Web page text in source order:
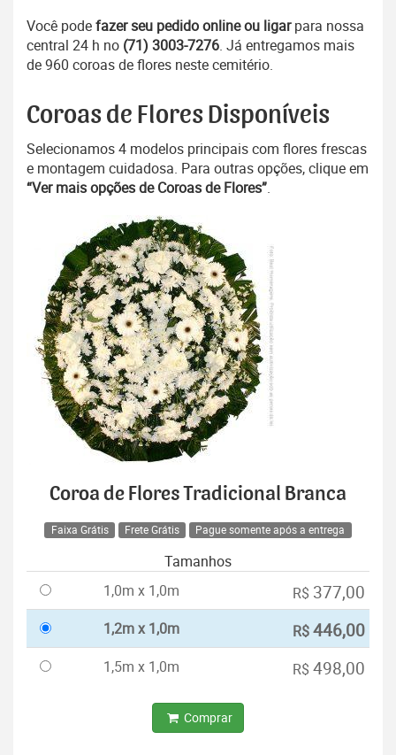
Você podefazer seu pedido online ou ligarpara nossa
central 24 h no (71) 3003-7276. Já entregamos mais
de 960 coroas de flores neste cemitério.
Coroas de Flores Disponíveis
Selecionamos 4 modelos principais com flores frescas
e montagem cuidadosa. Para outras opções, clique em
“Ver mais opções de Coroas de Flores”.
Coroa de Flores Tradicional Branca
Faixa Grátis Frete Grátis Pague somente após a entrega
Tamanhos
1,0m x 1,0m
R$ 377,00
1,2m x 1,0m R$446,00
1,5m x 1,0m R$ 498,00
Comprar